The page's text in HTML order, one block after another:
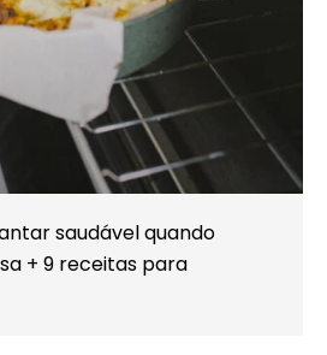
saudável quando
+ 9 receitas para